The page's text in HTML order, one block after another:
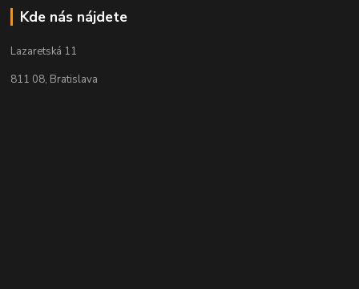
Kde nás nájdete
Lazaretská 11
811 08, Bratislava